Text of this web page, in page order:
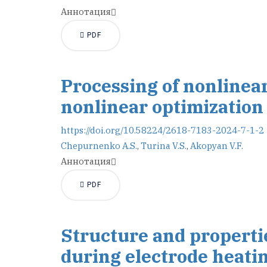
Аннотация
PDF
Processing of
nonlinear optimization
https://doi.org/10.58224/2618-7183-2024-7-1-2
Chepurnenko A.S., Turina V.S., Akopyan V.F.
Аннотация
PDF
Structure and
during electrode